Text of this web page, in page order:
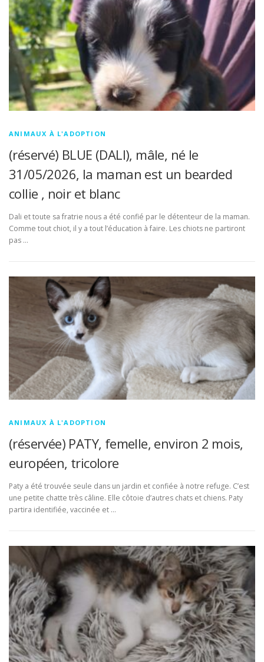
ANIMAUX À L'ADOPTION
(réservé) BLUE (DALI), mâle, né le
31/05/2026, la maman est un bearded
collie , noir et blanc
Dali et toute sa fratrie nous a été confié par le détenteur de la maman.
Comme tout chiot, il y a tout l’éducation à faire. Les chiots ne partiront
pas …
ANIMAUX À L'ADOPTION
(réservée) PATY, femelle, environ 2 mois,
européen, tricolore
Paty a été trouvée seule dans un jardin et confiée à notre refuge. C’est
une petite chatte très câline. Elle côtoie d’autres chats et chiens. Paty
partira identifiée, vaccinée et …